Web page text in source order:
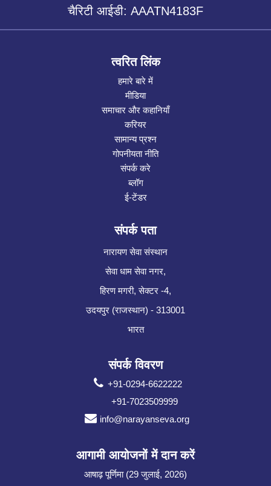
चैरिटी आईडी: AAATN4183F
त्वरित लिंक
हमारे बारे में
मीडिया
समाचार और कहानियाँ
करियर
सामान्य प्रश्न
गोपनीयता नीति
संपर्क करे
ब्लॉग
ई-टेंडर
संपर्क पता
नारायण सेवा संस्थान
सेवा धाम सेवा नगर,
हिरण मगरी, सेक्टर -4,
उदयपुर (राजस्थान) - 313001
भारत
संपर्क विवरण
+91-0294-6622222
+91-7023509999
info@narayanseva.org
आगामी आयोजनों में दान करें
आषाढ़ पूर्णिमा (29 जुलाई, 2026)